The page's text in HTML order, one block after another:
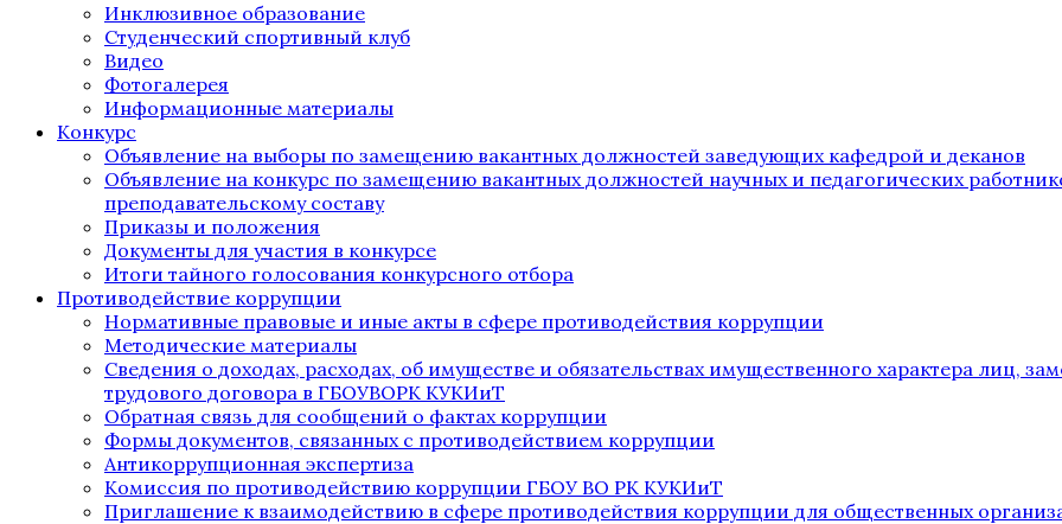
Инклюзивное образование
Студенческий спортивный клуб
Видео
Фотогалерея
Информационные материалы
Конкурс
Объявление на выборы по замещению вакантных должностей заведующих кафедрой и деканов
Объявление на конкурс по замещению вакантных должностей научных и педагогических
преподавательскому составу
Приказы и положения
Документы для участия в конкурсе
Итоги тайного голосования конкурсного отбора
Противодействие коррупции
Нормативные правовые и иные акты в сфере противодействия коррупции
Методические материалы
Сведения о доходах, расходах, об имуществе и обязательствах имущественного характера лиц,
трудового договора в ГБОУВОРК КУКИиТ
Обратная связь для сообщений о фактах коррупции
Формы документов, связанных с противодействием коррупции
Антикоррупционная экспертиза
Комиссия по противодействию коррупции ГБОУ ВО РК КУКИиТ
Приглашение к взаимодействию в сфере противодействия коррупции для общественных